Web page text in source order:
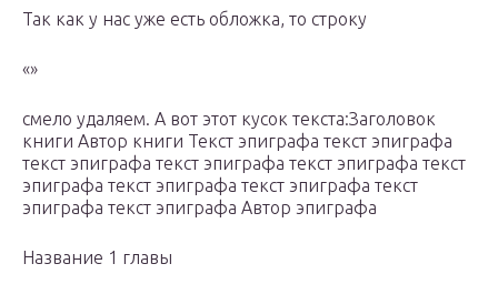
Так как у нас уже есть обложка, то строку
«»
смело удаляем. А вот этот кусок текста:Заголовок
книги Автор книги Текст эпиграфа текст эпиграфа
текст эпиграфа текст эпиграфа текст эпиграфа текст
эпиграфа текст эпиграфа текст эпиграфа текст
эпиграфа текст эпиграфа Автор эпиграфа
Название 1 главы